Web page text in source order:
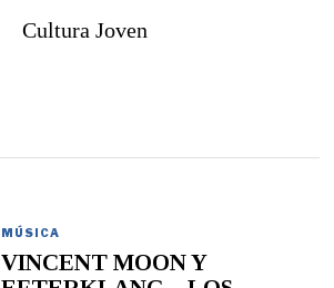
Cultura Joven
MÚSICA
VINCENT MOON Y